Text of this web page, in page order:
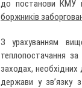
до постанови КМУ
боржників
З урахуванням
теплопостачання
заходах, необхідних
держави у зв’язку